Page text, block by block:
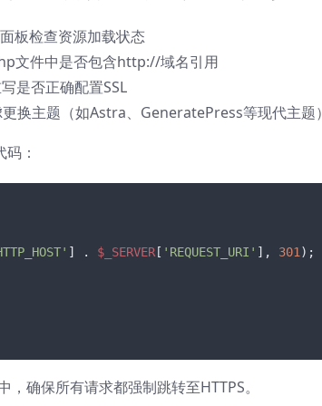
板检查资源加载状态
文件中是否包含http://域名引用
是否正确配置SSL
换主题（如Astra、GeneratePress等现代主题）
：
] . $_SERVER [ 'REQUEST_URI' ], 301 );
确保所有请求都强制跳转至HTTPS。